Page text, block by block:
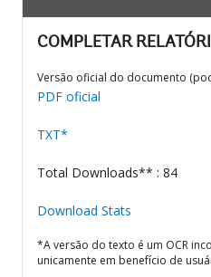
COMPLETAR
Versão oficial do documento
PDF oficial
TXT*
Total Downloads** : 84
Download Stats
*A versão do texto é um OCR
unicamente em benefício de